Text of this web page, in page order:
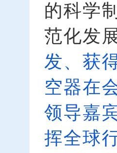
的科学
范化发
发、获
空器在
领导嘉
挥全球